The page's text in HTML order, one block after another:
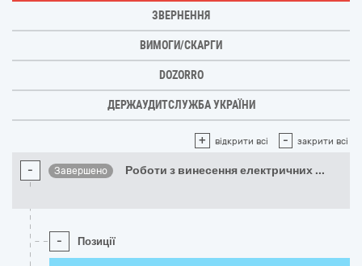
ЗВЕРНЕННЯ
ВИМОГИ/СКАРГИ
DOZORRO
ДЕРЖАУДИТСЛУЖБА УКРАЇНИ
+ відкрити всі - закрити всі
- Завершено Роботи з винесення електричних ...
- Позиції